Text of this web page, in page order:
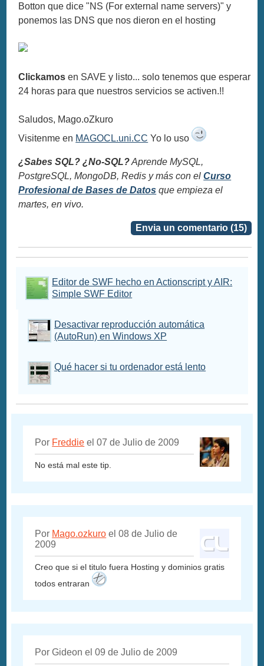
Botton que dice "NS (For external name servers)" y
ponemos las DNS que nos dieron en el hosting
Clickamos en SAVE y listo... solo tenemos que esperar
24 horas para que nuestros servicios se activen.!!
Saludos, Mago.oZkuro
Visitenme en MAGOCL.uni.CC Yo lo uso
¿Sabes SQL? ¿No-SQL?Aprende MySQL,
PostgreSQL, MongoDB, Redis y más con elCurso
Profesional de Bases de Datos que empieza el
martes, en vivo.
Envia un comentario (15)
Editor de SWF hecho en Actionscript y AIR:
Simple SWF Editor
Desactivar reproducción automática
(AutoRun) en Windows XP
Qué hacer si tu ordenador está lento
Por Freddie el 07 de Julio de 2009
No está mal este tip.
Por Mago.ozkuro el 08 de Julio de
2009
Creo que si el titulo fuera Hosting y dominios gratis
todos entraran
Por Gideon el 09 de Julio de 2009